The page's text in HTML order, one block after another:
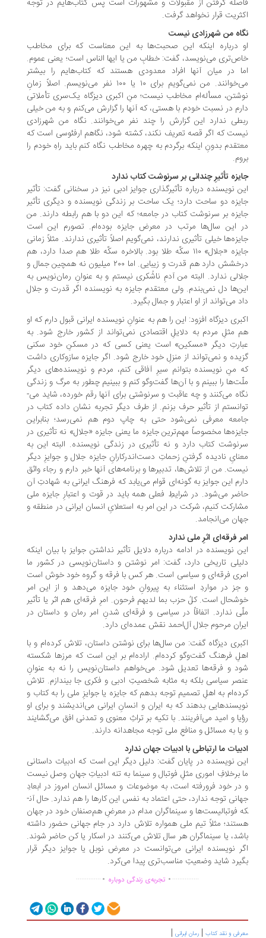
گرفتن از مقبولات و مشهورات است پس کتاب‌هایم در توجه
قرار نخواهد گرفت.
من شهرزادی نیست
درباره اینکه این صحبت‌ها به این معناست که برای مخاطب
می‌نویسد، گفت: خطابِ من یا ایها الناس است؛ یعنی عموم.
در میان آنها افراد معدودی هستند که کتاب‌هایم را بیشتر
می‌خوانند. من نمی‌گویم برای ۱۰ یا ۱۰۰ نفر می‌نویسم. اصلاً زمانِ
مسأله‌ام مخاطب نیست؛ منِ اکبری دیزگاه یک‌سری تأملاتی
در نسبت خودم با هستی، که آن­ها را گزارش می­‌کنم و به من خیلی
ندارد این گزارش را چند نفر می‌­خوانند. نگاه من شهرزادی
که اگر قصه تعریف نکند، کشته شود، نگاهم ارفئوسی است که
بدونِ این­که برگردم به چهره مخاطب نگاه کنم باید راهِ خودم را
تأثیرِ چندانی بر سرنوشت کتاب ندارد
نویسنده درباره تأثیرگذاری جوایز ادبی نیز در سخنانی گفت: تأثیر
دو ساحت دارد؛ یک ساحت بر زندگی نویسنده و دیگری تأثیر
بر سرنوشت کتاب در جامعه؛ که این دو با هم رابطه دارند. من
این سال‌ها مرتب در معرض جایزه بوده‌ام. تصورم این است
خیلی تأثیری ندارند، نمی‌گویم اصلاً تأثیری ندارند. مثلاً زمانی
جایزه «جلال» ۱۱۰ سکّه­ طلا بود. بالاخره سکّه­ طلا هم صدا دارد، هم
درخشش دارد هم قدرت و زیبایی. اما ۲۰۰ میلیون نه همچین جمال و
ندارد. البته من آدمِ ناشُکری نیستم و به عنوانِ رمان­‌نویس به
دل نمی‌­بندم. ولی معتقدم جایزه به نویسنده اگر قدرت و جلال
می­‌تواند از او اعتبار و جمال بگیرد.
دیزگاه افزود: این را هم به عنوانِ نویسنده ایرانی قبول دارم که او
مثلِ مردم به دلایلِ اقتصادی نمی‌تواند از کشور خارج شود. به
دیگر «مسکین» است یعنی کسی که در مسکنِ خود سکنی
و نمی­‌تواند از منزلِ خود خارج شود. اگر جایزه سازوکاری داشت
منِ نویسنده بتوانم سیرِ آفاقی کنم، مردم و نویسنده‌های دیگر
را ببینم و با آن‌ها گفت‌وگو کنم و ببینیم چطور به مرگ و زندگی
نگاه می‌­کنند و چه عاقبت و سرنوشتی برای آن­ها رقم خورده، شاید می‌­
از تأثیر حرف بزنم. از طرف دیگر تجربه نشان داده کتاب در
معرفی نمی‌شود حتی به چاپ دوم هم نمی‌رسد؛ بنابراین
مخصوصاً مهم‌ترین جایزه ما یعنی جایزه «جلال» نه تأثیری در
کتاب دارد و نه تأثیری در زندگی نویسنده. البته این به
نادیده گرفتنِ زحماتِ دست‌اندرکارانِ جایزه جلال و جوایزِ دیگر
من از تلاش‌­ها، تدبیرها و برنامه‌­های آن­ها خبر دارم و رجاء واثق
این جوایز به گونه‌­ای قوام می­‌یابد که فرهنگ ایرانی به شهادتِ آن
می‌شود. در شرایطِ فعلی همه باید در قوت و اعتبارِ جایزه ملی
کنیم، شرکت در این امر به استعلایِ انسان ایرانی در منطقه و
می‌­انجامد.
فرقه­‌ای اثرِ ملی ندارد
نویسنده در ادامه درباره دلایل تأثیر نداشتن جوایز با بیان اینکه
تاریخی دارد، گفت: امر نوشتن و داستان‌نویسی در کشور ما
فرقه­‌ای و سیاسی است. هر کس با فرقه و گروه خود خوش است
در مواردِ استثناء به پیروانِ خود جایزه می‌­دهد و از این امر
است. کلُ حزب بما لدیهم فرحون. امرِ فرقه­‌ای هم اثر یا تأثیر
ندارد. اتفاقاً در سیاسی و فرقه‌­ای شدنِ امر رمان و داستان در
مرحوم جلال آل‌احمد نقش عمده­‌ای دارد.
دیزگاه گفت: من سال‌ها برای نوشتن داستان، تلاش کرده‌ام و با
فرهنگ گفت‌وگو کرده­‌ام. اراده‌ام بر این است که مرزها شکسته
و فرقه‌ها تعدیل شود. می‌خواهم داستان‌­نویس را نه به عنوانِ
سیاسی بلکه به مثابه شخصیتِ ادبی و فکری جا بیندازم. تلاش
به اهلِ تصمیم توجه بدهم که جایزه یا جوایزِ ملی را به کتاب و
بدهند که به ایران و انسانِ ایرانی می‌اندیشند و برای او
و امید می‌آفرینند. با تکیه بر تراثِ معنوی و تمدنی افق می‌گشایند
به مسائل و منافعِ ملی توجه مجاهدانه دارند.
ما ارتباطی با ادبیات جهان ندارد
نویسنده در پایان گفت: دلیل دیگر این است که ادبیات داستانی
برخلافِ اموری مثلِ فوتبال و سینما به تنه ادبیاتِ جهان وصل نیست
خود فرورفته است، به موضوعات و مسائل انسان امروز در ابعادِ
توجه ندارد، حتی اعتماد به نفس این کارها را هم ندارد. حال آن­
فوتبالیست­‌ها و سینماگران مدام در معرضِ هم­‌صنفان خود در جهان
مثلاً تیم ملی همواره تلاش دارد در جام جهانی حضور داشته
یا سینماگران هر سال تلاش می­‌کنند در اسکار یا کن حاضر شوند.
نویسنده ایرانی می­‌توانست در معرض نوبل یا جوایز دیگر قرار
شاید وضعیتِ مناسب‌تری پیدا می‌کرد.
...............
. تجربه‌ی زندگی دوباره.
..............
و نقد کتاب|رمان ایرانی|